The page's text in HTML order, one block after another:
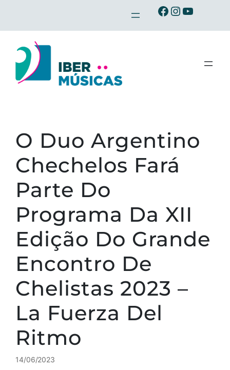
o
conteúdo
Ibermusicas no Facebook
Ibermusicas no Instagram
Ibermusicas no Youtube
O Duo Argentino
Chechelos Fará
Parte Do
Programa Da XII
Edição Do Grande
Encontro De
Chelistas 2023 –
La Fuerza Del
Ritmo
14/06/2023